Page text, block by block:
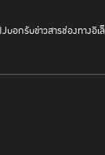
บอกรับข่าวสารช่องทางอิ